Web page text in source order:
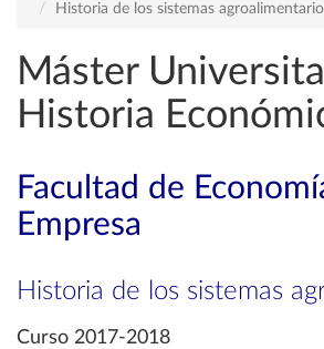
Historia de los sistemas
Máster
Historia
Facultad de
Empresa
Historia de los sistemas
Curso 2017-2018